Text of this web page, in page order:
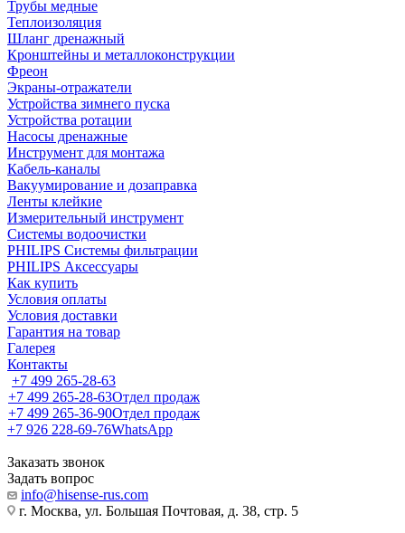
Трубы медные
Теплоизоляция
Шланг дренажный
Кронштейны и металлоконструкции
Фреон
Экраны-отражатели
Устройства зимнего пуска
Устройства ротации
Насосы дренажные
Инструмент для монтажа
Кабель-каналы
Вакуумирование и дозаправка
Ленты клейкие
Измерительный инструмент
Системы водоочистки
PHILIPS Системы фильтрации
PHILIPS Аксессуары
Как купить
Условия оплаты
Условия доставки
Гарантия на товар
Галерея
Контакты
+7 499 265-28-63
+7 499 265-28-63Отдел продаж
+7 499 265-36-90Отдел продаж
+7 926 228-69-76WhatsApp
Заказать звонок
Задать вопрос
info@hisense-rus.com
г. Москва, ул. Большая Почтовая, д. 38, стр. 5